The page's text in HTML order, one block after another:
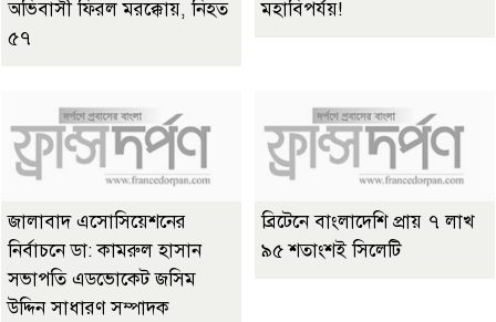
অভিবাসী ফিরল মরক্কোয়, নিহত
৫৭
মহাবিপর্যয়!
জালাবাদ এসোসিয়েশনের
নির্বাচনে ডা: কামরুল হাসান
সভাপতি এডভোকেট জসিম
উদ্দিন সাধারণ সম্পাদক
ব্রিটেনে বাংলাদেশি প্রায় ৭ লাখ
৯৫ শতাংশই সিলেটি